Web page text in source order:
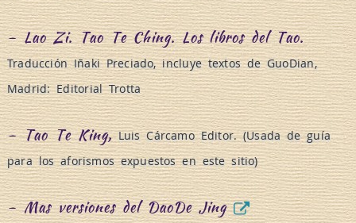
– Lao Zi. Tao Te Ching. Los libros del Tao.
Traducción Iñaki Preciado, incluye textos de GuoDian,
Madrid: Editorial Trotta
– Tao Te King,Luis Cárcamo Editor. (Usada de guía
para los aforismos expuestos en este sitio)
– Mas versiones del DaoDe Jing